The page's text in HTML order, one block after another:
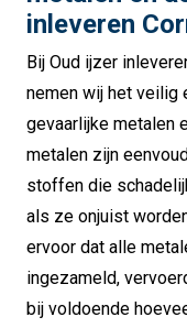
inleveren
Bij Oud ijzer
nemen wij het veilig
gevaarlijke metalen
metalen zijn
stoffen die
als ze onjuist
ervoor dat alle
ingezameld,
bij voldoende